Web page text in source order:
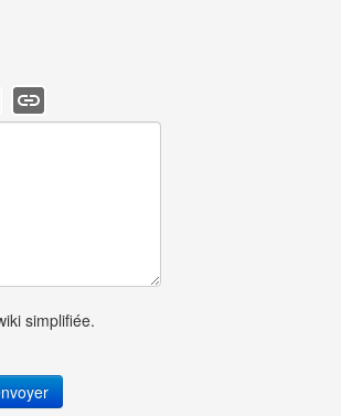
simplifiée.